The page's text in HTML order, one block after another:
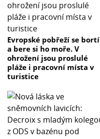
Evropské pobřeží se bortí
a bere si ho moře. V
ohrožení jsou proslulé
pláže i pracovní místa v
turistice